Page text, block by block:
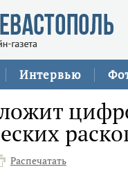
Интервью
Распечатать